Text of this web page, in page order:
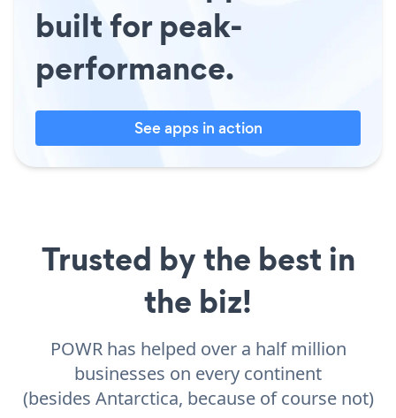
built for peak-
performance.
See apps in action
Trusted by the best in
the biz!
POWR has helped over a half million
businesses on every continent
(besides Antarctica, because of course not)